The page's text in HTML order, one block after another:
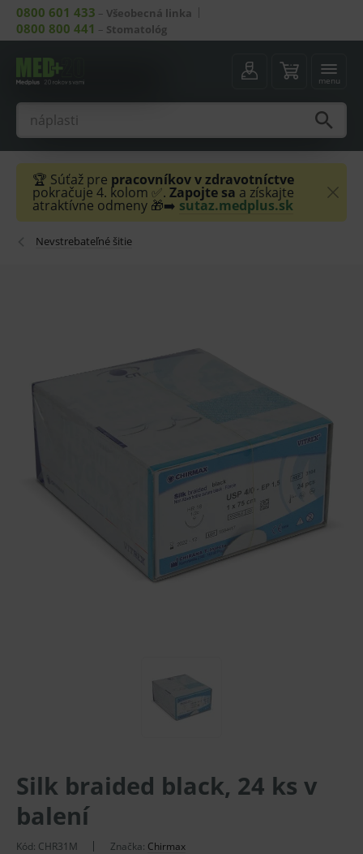
0800 601 433 – Všeobecná linka
0800 800 441 – Stomatológ
menu
🏆 Súťaž pre pracovníkov v zdravotníctve
pokračuje 4. kolom ✅. Zapojte sa a získajte
atraktívne odmeny 🎁➡️ sutaz.medplus.sk
Nevstrebateľné šitie
Silk braided black, 24 ks v
balení
Kód: CHR31M Značka: Chirmax